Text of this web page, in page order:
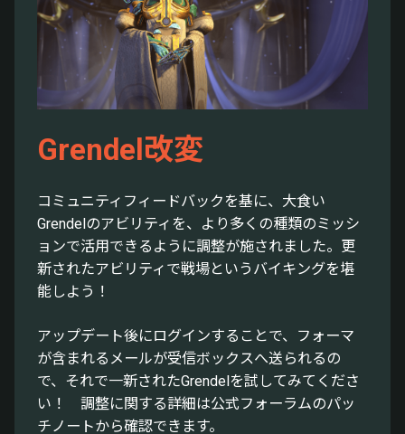
Grendel改変
コミュニティフィードバックを基に、大食い
Grendelのアビリティを、より多くの種類のミッシ
ョンで活用できるように調整が施されました。更
新されたアビリティで戦場というバイキングを堪
能しよう！
アップデート後にログインすることで、フォーマ
が含まれるメールが受信ボックスへ送られるの
で、それで一新されたGrendelを試してみてくださ
い！ 調整に関する詳細は公式フォーラムのパッ
チノートから確認できます。